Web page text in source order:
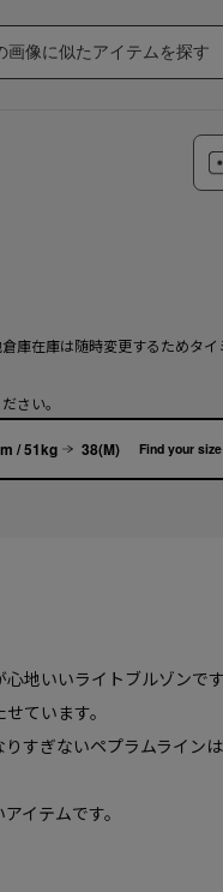
画像に似たアイテムを探す
庫在庫は随時変更するためタ
さい。
/ 51kg 38(M) Find your size
地いいライトブルゾンです
ています。
すぎないペプラムライン
イテムです。